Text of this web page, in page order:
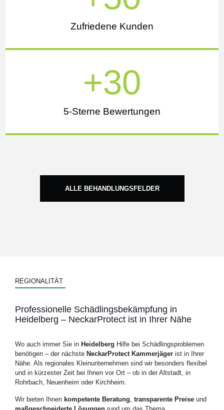
Zufriedene Kunden
5-Sterne Bewertungen
+30
ALLE BEHANDLUNGSFELDER
REGIONALITÄT
Professionelle Schädlingsbekämpfung in
Heidelberg – NeckarProtect ist in Ihrer Nähe
Wo auch immer Sie in Heidelberg Hilfe bei Schädlingsproblemen
benötigen – der nächste NeckarProtect Kammerjäger ist in
Ihrer
Nähe. Als regionales Kleinunternehmen sind wir besonders flexibel
und in kürzester Zeit bei Ihnen vor Ort – ob in der Altstadt, in
Rohrbach, Neuenheim oder Kirchheim.
Wir bieten Ihnen kompetente Beratung, transparente Preise und